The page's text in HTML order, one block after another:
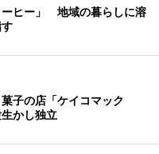
ーヒー」 地域の暮らしに溶
子の店「ケイコマック
かし独立